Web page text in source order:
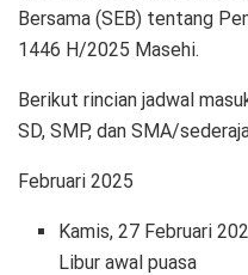
Bersama (SEB) tentang
1446 H/2025 Masehi.
Berikut rincian jadwal
SD, SMP, dan SMA/
Februari 2025
Kamis, 27 Februari
Libur awal puasa